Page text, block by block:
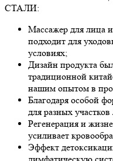
СТАЛИ:
Массажер для лица
подходит для
условиях;
Дизайн продукта
традиционной
нашим опытом в
Благодаря особой
для разных
Регенерация и
усиливает
Эффект